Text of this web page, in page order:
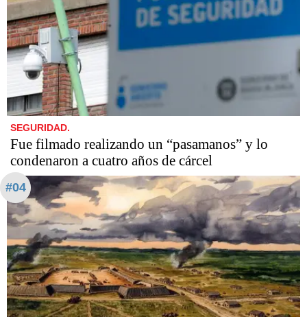
SEGURIDAD.
Fue filmado realizando un “pasamanos” y lo
condenaron a cuatro años de cárcel
#04